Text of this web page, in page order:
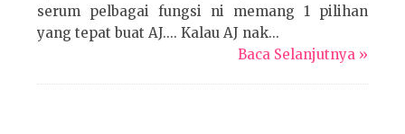
serum pelbagai fungsi ni memang 1 pilihan
yang tepat buat AJ.... Kalau AJ nak...
Baca Selanjutnya »